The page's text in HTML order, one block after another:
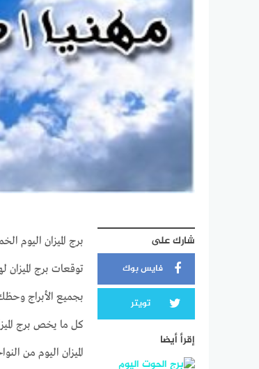
برج الميزان اليوم الخميس 1-4-2021 ماغي فرح | حظك اليوم برج الميزان
الميزان اليوم من
شارك على
فايس بوك
تويتر
إقرأ أيضا